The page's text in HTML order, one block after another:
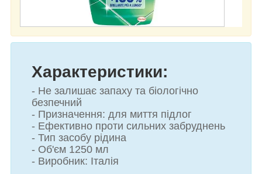
Характеристики:
- Не залишає запаху та біологічно
безпечний
- Призначення: для миття підлог
- Ефективно проти сильних забруднень
- Тип засобу рідина
- Об'єм 1250 мл
- Виробник: Італія